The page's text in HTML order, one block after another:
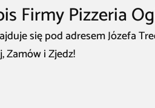
Firmy Pizzeria
się pod adresem Józefa
Zamów i Zjedz!